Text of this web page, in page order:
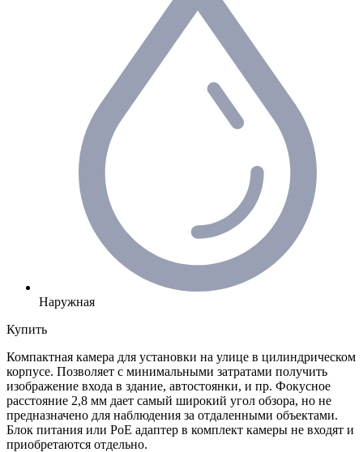
Наружная
Купить
Компактная камера для установки на улице в цилиндрическом
корпусе. Позволяет с минимальными затратами получить
изображение входа в здание, автостоянки, и пр. Фокусное
расстояние 2,8 мм дает самый широкий угол обзора, но не
предназначено для наблюдения за отдаленными объектами.
Блок питания или PoE адаптер в комплект камеры не входят и
приобретаются отдельно.